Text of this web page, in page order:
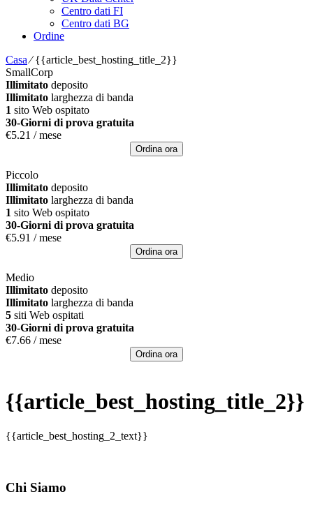
Centro dati FI
Centro dati BG
Ordine
Casa⁄{{article_best_hosting_title_2}}
SmallCorp
Illimitato deposito
Illimitato larghezza di banda
1 sito Web ospitato
30-Giorni di prova gratuita
€5.21 / mese
Ordina ora
Piccolo
Illimitato deposito
Illimitato larghezza di banda
1 sito Web ospitato
30-Giorni di prova gratuita
€5.91 / mese
Ordina ora
Medio
Illimitato deposito
Illimitato larghezza di banda
5 siti Web ospitati
30-Giorni di prova gratuita
€7.66 / mese
Ordina ora
{{article_best_hosting_title_2}}
{{article_best_hosting_2_text}}
Chi Siamo